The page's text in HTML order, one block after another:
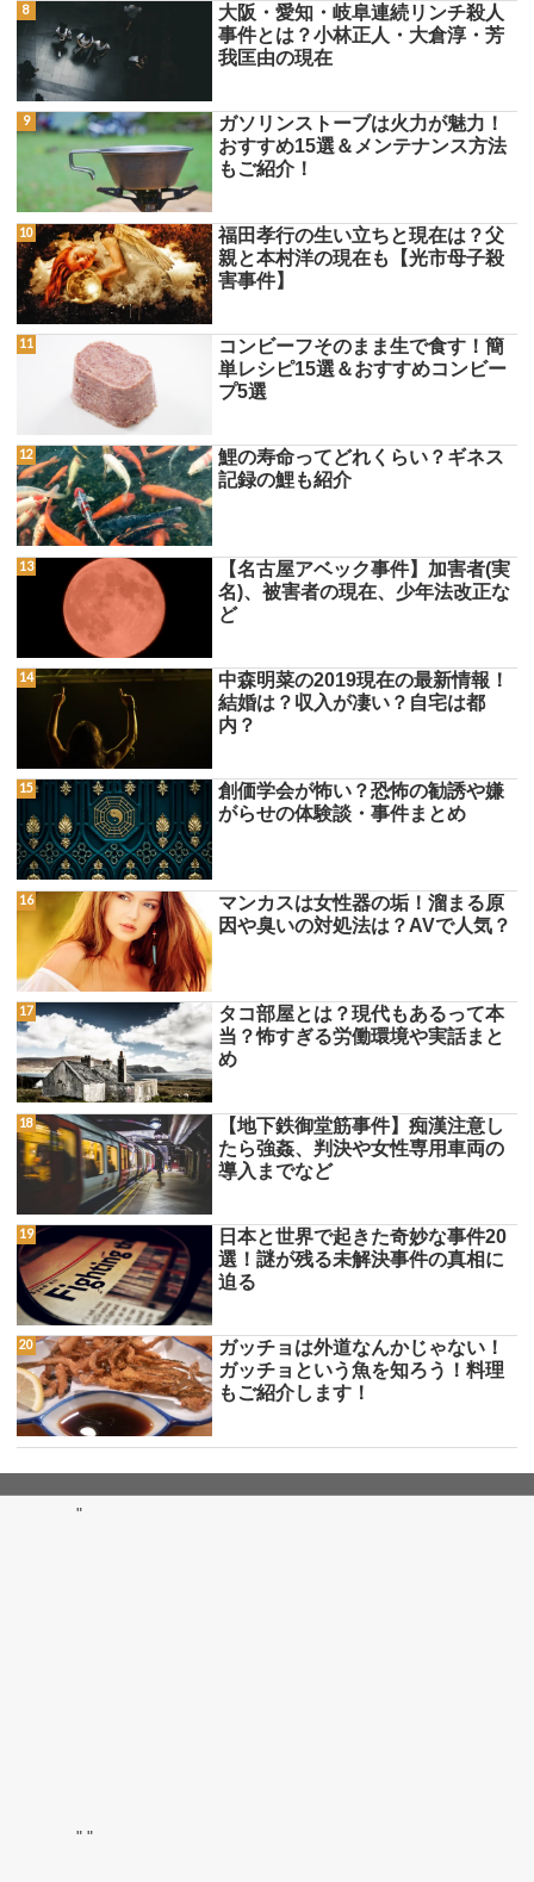
大阪・愛知・岐阜連続リンチ殺人
事件とは？小林正人・大倉淳・芳
我匡由の現在
ガソリンストーブは火力が魅力！
おすすめ15選＆メンテナンス方法
もご紹介！
福田孝行の生い立ちと現在は？父
親と本村洋の現在も【光市母子殺
害事件】
コンビーフそのまま生で食す！簡
単レシピ15選＆おすすめコンビー
プ5選
鯉の寿命ってどれくらい？ギネス
記録の鯉も紹介
【名古屋アベック事件】加害者(実
名)、被害者の現在、少年法改正な
ど
中森明菜の2019現在の最新情報！
結婚は？収入が凄い？自宅は都
内？
創価学会が怖い？恐怖の勧誘や嫌
がらせの体験談・事件まとめ
マンカスは女性器の垢！溜まる原
因や臭いの対処法は？AVで人気？
タコ部屋とは？現代もあるって本
当？怖すぎる労働環境や実話まと
め
【地下鉄御堂筋事件】痴漢注意し
たら強姦、判決や女性専用車両の
導入までなど
日本と世界で起きた奇妙な事件20
選！謎が残る未解決事件の真相に
迫る
ガッチョは外道なんかじゃない！
ガッチョという魚を知ろう！料理
もご紹介します！
"
" "